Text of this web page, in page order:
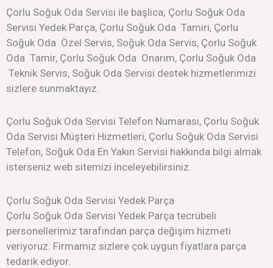
Çorlu Soğuk Oda Servisi ile başlıca; Çorlu Soğuk Oda
Servisi Yedek Parça, Çorlu Soğuk Oda Tamiri, Çorlu
Soğuk Oda Özel Servis, Soğuk Oda Servis, Çorlu Soğuk
Oda Tamir, Çorlu Soğuk Oda Onarım, Çorlu Soğuk Oda
Teknik Servis, Soğuk Oda Servisi destek hizmetlerimizi
sizlere sunmaktayız.
Çorlu Soğuk Oda Servisi Telefon Numarası, Çorlu Soğuk
Oda Servisi Müşteri Hizmetleri, Çorlu Soğuk Oda Servisi
Telefon, Soğuk Oda En Yakın Servisi hakkında bilgi almak
isterseniz web sitemizi inceleyebilirsiniz.
Çorlu Soğuk Oda Servisi Yedek Parça
Çorlu Soğuk Oda Servisi Yedek Parça tecrübeli
personellerimiz tarafından parça değişim hizmeti
veriyoruz. Firmamız sizlere çok uygun fiyatlara parça
tedarik ediyor.